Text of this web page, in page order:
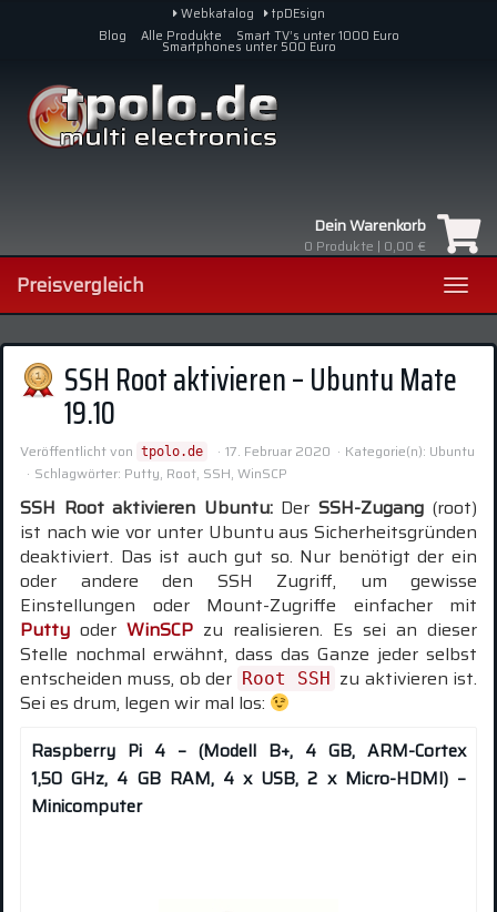
Webkatalog
tpDEsign
Blog
Alle Produkte Smart TV’s unter 1000 Euro
Smartphones unter 500 Euro
Dein Warenkorb
0 Produkte | 0,00 €
Preisvergleich
SSH Root aktivieren – Ubuntu Mate
19.10
Veröffentlicht von tpolo.de 17. Februar 2020 Kategorie(n): Ubuntu
Schlagwörter: Putty, Root, SSH, WinSCP
SSH Root aktivieren Ubuntu:Der SSH-Zugang(root)
ist nach wie vor unter Ubuntu aus Sicherheitsgründen
deaktiviert. Das ist auch gut so. Nur benötigt der ein
oder andere den SSH Zugriff, um gewisse
Einstellungen oder Mount-Zugriffe einfacher mit
Putty oder WinSCP zu realisieren. Es sei an dieser
Stelle nochmal erwähnt, dass das Ganze jeder selbst
entscheiden muss, ob der Root SSH zu aktivieren ist.
Sei es drum, legen wir mal los:
Raspberry Pi 4 – (Modell B+, 4 GB, ARM-Cortex
1,50 GHz, 4 GB RAM, 4 x USB, 2 x Micro-HDMI) –
Minicomputer